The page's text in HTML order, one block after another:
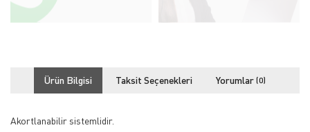
Ürün Bilgisi Taksit Seçenekleri Yorumlar (0)
Akortlanabilir sistemlidir.